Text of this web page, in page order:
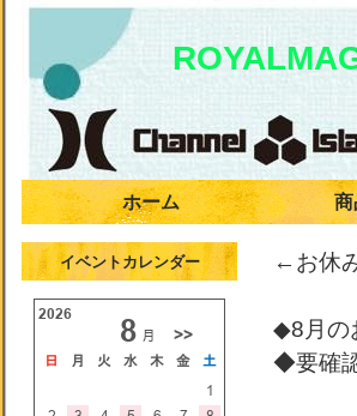
ホーム 商
←お休
◆8月の
◆要確
イベントカレンダー